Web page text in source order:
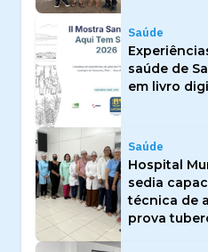
Saúde
saúde de
em livro
Saúde
Hospital
sedia
técnica de
prova